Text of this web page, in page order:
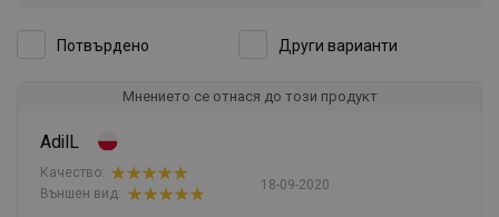
Потвърдено Други варианти
Мнението се отнася до този продукт
AdilL
18-09-2020
Качество:
Външен вид: